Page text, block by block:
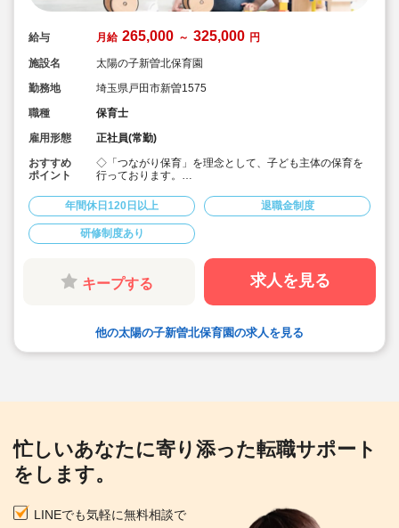
給与 月給 265,000 ～ 325,000 円
施設名
太陽の子新曽北保育園
勤務地
埼玉県戸田市新曽1575
職種
保育士
雇用形態
正社員(常勤)
おすすめ
ポイント
◇「つながり保育」を理念として、子ども主体の保育を
行っております。
あり♪
◇残業ゼロ推進 / 持ち帰り残業禁止 / 残業代は1分単位で
支給！
◇年間休日123日から / プライベートも充実 / 12連休取得
◇多彩なキャリアアップ研修 / 年間100以上実施 / 充実し
たバックアップ！
年間休日120日以上 退職金制度
研修制度あり
キープする 求人を見る
他の太陽の子新曽北保育園の求人を見る
忙しいあなたに寄り添った転職サポート
をします。
LINEでも気軽に無料相談で